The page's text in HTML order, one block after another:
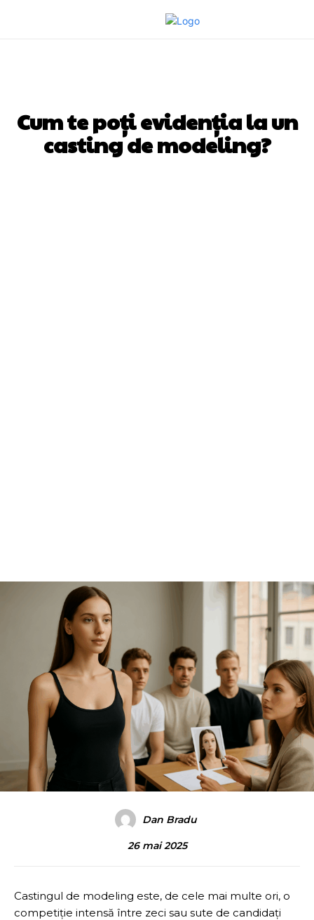
Cum te poți evidenția la un
casting de modeling?
Dan Bradu
26 mai 2025
Castingul de modeling este, de cele mai multe ori, o
competiție intensă între zeci sau sute de candidați